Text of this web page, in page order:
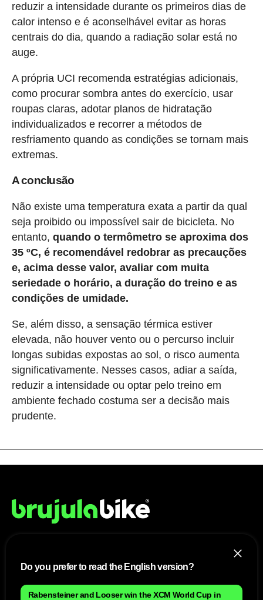
reduzir a intensidade durante os primeiros dias de
calor intenso e é aconselhável evitar as horas
centrais do dia, quando a radiação solar está no
auge.
A própria UCI recomenda estratégias adicionais,
como procurar sombra antes do exercício, usar
roupas claras, adotar planos de hidratação
individualizados e recorrer a métodos de
resfriamento quando as condições se tornam mais
extremas.
A conclusão
Não existe uma temperatura exata a partir da qual
seja proibido ou impossível sair de bicicleta. No
entanto, quando o termômetro se aproxima dos
35 ºC, é recomendável redobrar as precauções
e, acima desse valor, avaliar com muita
seriedade o horário, a duração do treino e as
condições de umidade.
Se, além disso, a sensação térmica estiver
elevada, não houver vento ou o percurso incluir
longas subidas expostas ao sol, o risco aumenta
significativamente. Nesses casos, adiar a saída,
reduzir a intensidade ou optar pelo treino em
ambiente fechado costuma ser a decisão mais
prudente.
Aviso Legal Brasileiro
Do you prefer to read the English version?
Rabensteiner and Looser win the XCM World Cup in